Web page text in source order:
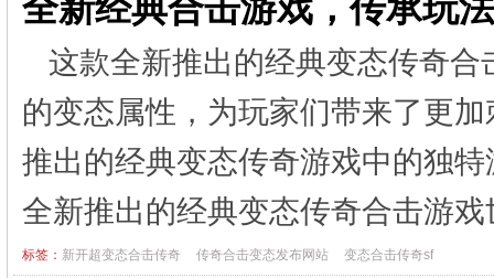
全新经典合击游戏，传承玩
这款全新推出的经典变态传奇
的变态属性，为玩家们带来了更
推出的经典变态传奇游戏中的独
全新推出的经典变态传奇合击游
标签： 新开超变态合击传奇 传奇合击变态发布网站 变态合击传奇sf